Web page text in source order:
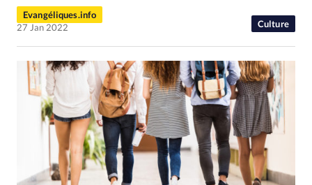
Culture
Evangéliques.info
27 Jan 2022